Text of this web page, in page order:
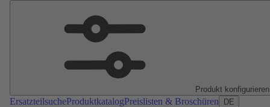
Produkt konfigurieren
ErsatzteilsucheProduktkatalogPreislisten & Broschüren DE